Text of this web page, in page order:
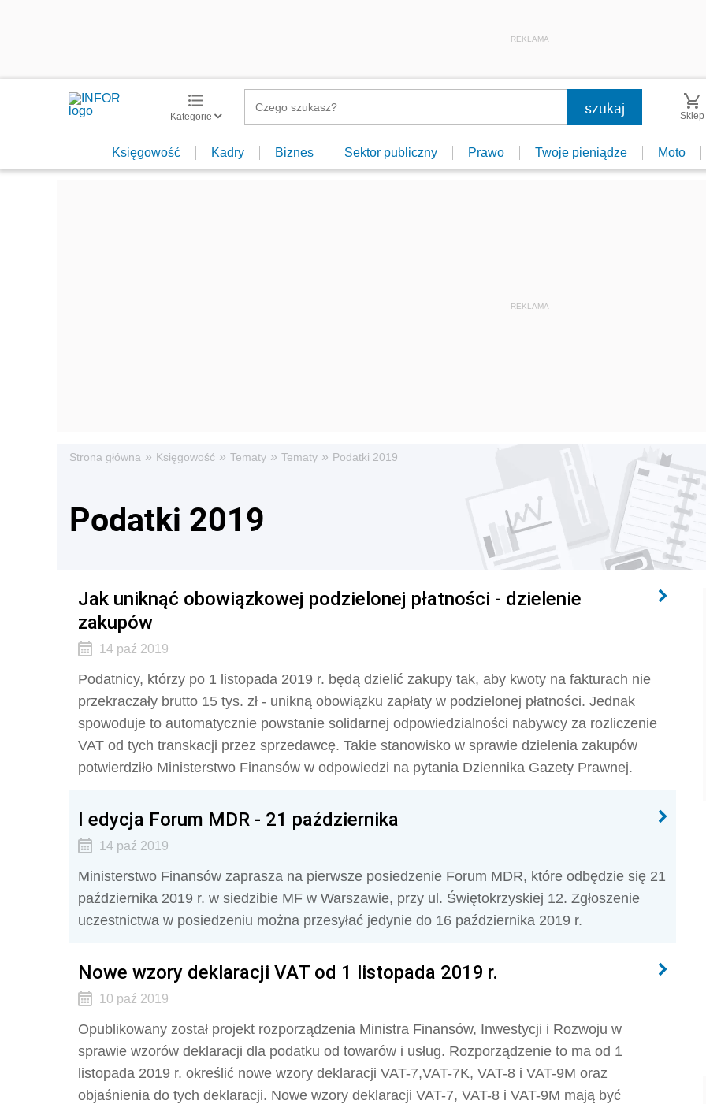
REKLAMA
Kategorie Sklep
Księgowość Kadry Biznes Sektor publiczny Prawo Twoje pieniądze Moto
Strona główna » Księgowość » Tematy » Tematy » Podatki 2019
Podatki 2019
Jak uniknąć obowiązkowej podzielonej płatności - dzielenie
zakupów
14 paź 2019
Podatnicy, którzy po 1 listopada 2019 r. będą dzielić zakupy tak, aby kwoty na fakturach nie
przekraczały brutto 15 tys. zł - unikną obowiązku zapłaty w podzielonej płatności. Jednak
spowoduje to automatycznie powstanie solidarnej odpowiedzialności nabywcy za rozliczenie
VAT od tych transkacji przez sprzedawcę. Takie stanowisko w sprawie dzielenia zakupów
potwierdziło Ministerstwo Finansów w odpowiedzi na pytania Dziennika Gazety Prawnej.
I edycja Forum MDR - 21 października
14 paź 2019
Ministerstwo Finansów zaprasza na pierwsze posiedzenie Forum MDR, które odbędzie się 21
października 2019 r. w siedzibie MF w Warszawie, przy ul. Świętokrzyskiej 12. Zgłoszenie
uczestnictwa w posiedzeniu można przesyłać jedynie do 16 października 2019 r.
Nowe wzory deklaracji VAT od 1 listopada 2019 r.
10 paź 2019
Opublikowany został projekt rozporządzenia Ministra Finansów, Inwestycji i Rozwoju w
sprawie wzorów deklaracji dla podatku od towarów i usług. Rozporządzenie to ma od 1
listopada 2019 r. określić nowe wzory deklaracji VAT-7,VAT-7K, VAT-8 i VAT-9M oraz
objaśnienia do tych deklaracji. Nowe wzory deklaracji VAT-7, VAT-8 i VAT-9M mają być